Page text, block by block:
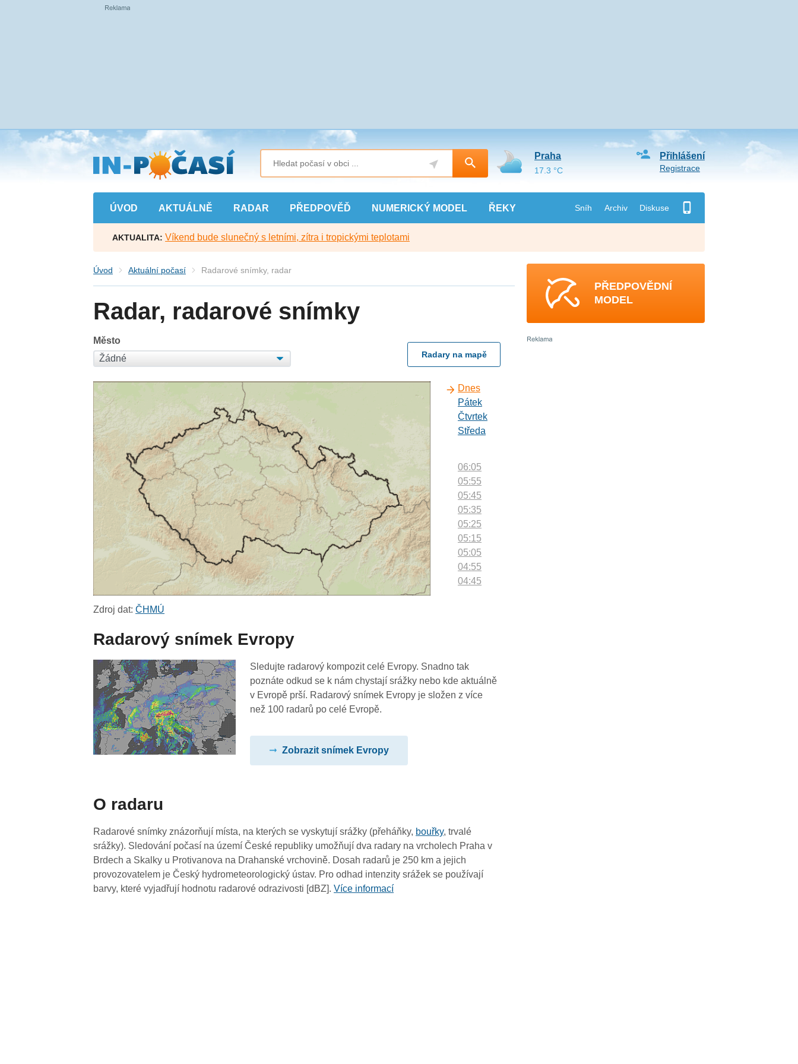
Přejít
na
hlavní
obsah
ÚVOD AKTUÁLNĚ RADAR PŘEDPOVĚĎ NUMERICKÝ MODEL ŘEKY Sníh Archiv Diskuse
Přihlášení
Registrace
Praha
17.3 °C
AKTUALITA: Víkend bude slunečný s letními, zítra i tropickými teplotami
Úvod Aktuální počasí Radarové snímky, radar
Radar, radarové snímky
Město
Radary na mapě
Dnes
Pátek
Čtvrtek
Středa
06:05
05:55
05:45
05:35
05:25
05:15
05:05
04:55
04:45
03:45
03:35
03:25
01:45
01:35
01:25
01:15
Zdroj dat:ČHMÚ
Radarový snímek Evropy
Sledujte radarový kompozit celé Evropy. Snadno tak
poznáte odkud se k nám chystají srážky nebo kde aktuálně
v Evropě prší. Radarový snímek Evropy je složen z více
než 100 radarů po celé Evropě.
Zobrazit snímek Evropy
O radaru
Radarové snímky znázorňují místa, na kterých se vyskytují srážky (přeháňky, bouřky, trvalé
srážky). Sledování počasí na území České republiky umožňují dva radary na vrcholech Praha v
Brdech a Skalky u Protivanova na Drahanské vrchovině. Dosah radarů je 250 km a jejich
provozovatelem je Český hydrometeorologický ústav. Pro odhad intenzity srážek se používají
barvy, které vyjadřují hodnotu radarové odrazivosti [dBZ].Více informací
PŘEDPOVĚDNÍ
MODEL